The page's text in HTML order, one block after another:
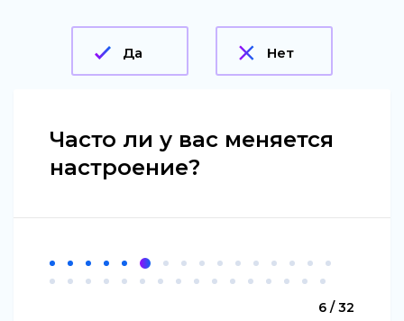
Да Нет
Часто ли у вас меняется
настроение?
6 / 32